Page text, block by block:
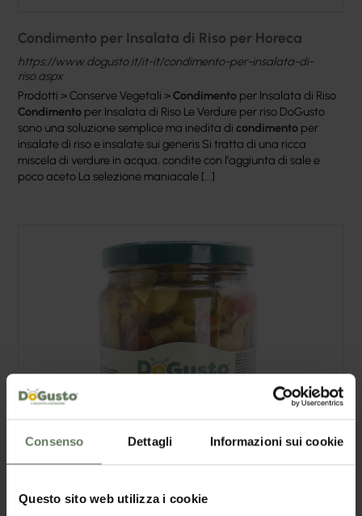
Consenso Dettagli Informazioni sui cookie
Questo sito web utilizza i cookie
Condimento per Insalata di Riso per Horeca
https://www.dogusto.it/it-it/condimento-per-insalata-di-
riso.aspx
Prodotti > Conserve Vegetali >Condimento per Insalata di Riso
Condimento per Insalata di Riso Le Verdure per riso DoGusto
sono una soluzione semplice ma inedita dicondimento per
insalate di riso e insalate sui generis Si tratta di una ricca
miscela di verdure in acqua, condite con l’aggiunta di sale e
poco aceto La selezione maniacale [...]